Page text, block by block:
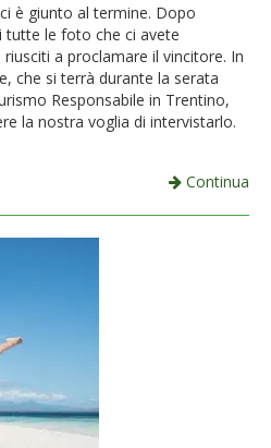
è giunto al termine. Dopo
tutte le foto che ci avete
a proclamare il vincitore. In
che si terrà durante la serata
Responsabile in Trentino,
la nostra voglia di intervistarlo.
Continua